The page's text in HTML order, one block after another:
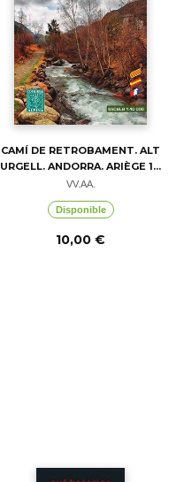
CAMÍ DE RETROBAMENT. ALT
URGELL. ANDORRA. ARIÈGE 1...
VV.AA.
Disponible
10,00 €